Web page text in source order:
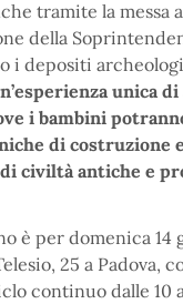
tramite la messa
della
i depositi
unica
i bambini
di costruzione
civiltà antiche e
è per domenica 14
25 a Padova,
continuo dalle 10